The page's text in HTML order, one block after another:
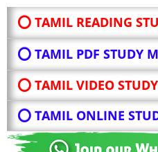
⭕ TAMIL READING
⭕ TAMIL PDF STUDY
⭕ TAMIL VIDEO
⭕ TAMIL ONLINE